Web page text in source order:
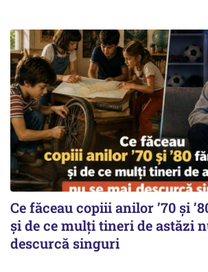
Ce făceau copiii anilor ’70 și
și de ce mulți tineri de astăzi
descurcă singuri